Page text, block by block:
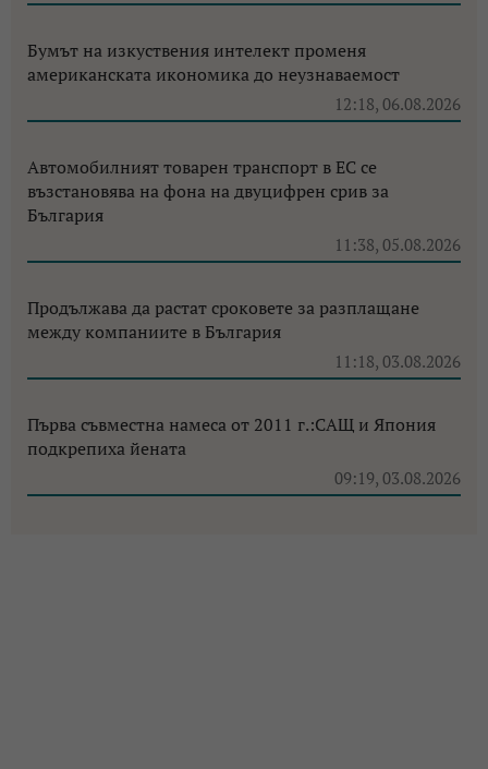
Бумът на изкуствения интелект променя
американската икономика до неузнаваемост
12:18, 06.08.2026
Автомобилният товарен транспорт в ЕС се
възстановява на фона на двуцифрен срив за
България
11:38, 05.08.2026
Продължава да растат сроковете за разплащане
между компаниите в България
11:18, 03.08.2026
Първа съвместна намеса от 2011 г.:САЩ и Япония
подкрепиха йената
09:19, 03.08.2026